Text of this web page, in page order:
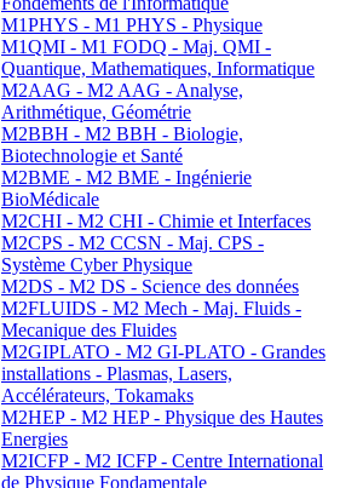
M1PHYS - M1 PHYS - Physique
M1QMI - M1 FODQ - Maj. QMI -
Quantique, Mathematiques, Informatique
M2AAG - M2 AAG - Analyse,
Arithmétique, Géométrie
M2BBH - M2 BBH - Biologie,
Biotechnologie et Santé
M2BME - M2 BME - Ingénierie
BioMédicale
M2CHI - M2 CHI - Chimie et Interfaces
M2CPS - M2 CCSN - Maj. CPS -
Système Cyber Physique
M2DS - M2 DS - Science des données
M2FLUIDS - M2 Mech - Maj. Fluids -
Mecanique des Fluides
M2GIPLATO - M2 GI-PLATO - Grandes
installations - Plasmas, Lasers,
Accélérateurs, Tokamaks
M2HEP - M2 HEP - Physique des Hautes
Energies
M2ICFP - M2 ICFP - Centre International
de Physique Fondamentale